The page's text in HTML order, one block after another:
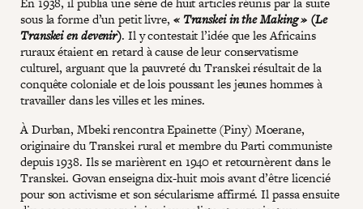
sous la forme d’un petit livre, « Transkei in the Making » (Le
Transkei en devenir). Il y contestait l’idée que les Africains
ruraux étaient en retard à cause de leur conservatisme
culturel, arguant que la pauvreté du Transkei résultait de la
conquête coloniale et de lois poussant les jeunes hommes à
travailler dans les villes et les mines.
À Durban, Mbeki rencontra Epainette (Piny) Moerane,
originaire du Transkei rural et membre du Parti communiste
depuis 1938. Ils se marièrent en 1940 et retournèrent dans le
Transkei. Govan enseigna dix-huit mois avant d’être licencié
pour son activisme et son sécularisme affirmé. Il passa ensuite